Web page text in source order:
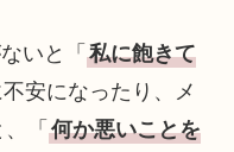
いと「 私に飽きて
安になったり、メ
「 何か悪いことを